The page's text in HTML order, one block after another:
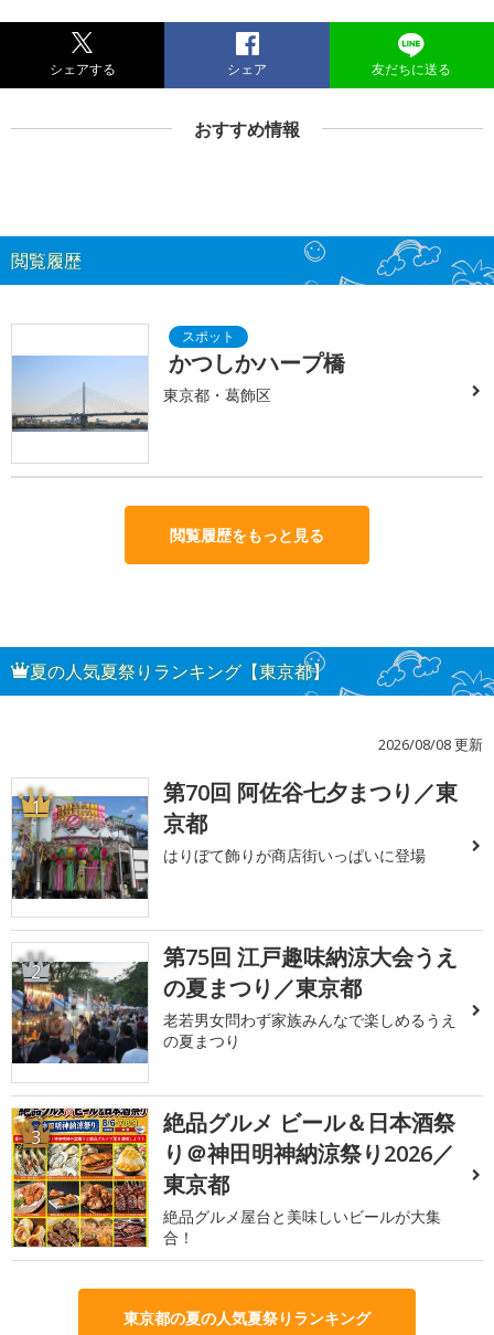
シェアする シェア 友だちに送る
おすすめ情報
閲覧履歴
かつしかハープ橋
東京都・葛飾区
閲覧履歴をもっと見る
夏の人気夏祭りランキング【東京都】
2026/08/08 更新
1
第70回 阿佐谷七夕まつり／東
京都
はりぼて飾りが商店街いっぱいに登場
2
第75回 江戸趣味納涼大会うえ
の夏まつり／東京都
老若男女問わず家族みんなで楽しめるうえ
の夏まつり
3
絶品グルメ ビール＆日本酒祭
り＠神田明神納涼祭り2026／
東京都
絶品グルメ屋台と美味しいビールが大集
合！
東京都の夏の人気夏祭りランキング